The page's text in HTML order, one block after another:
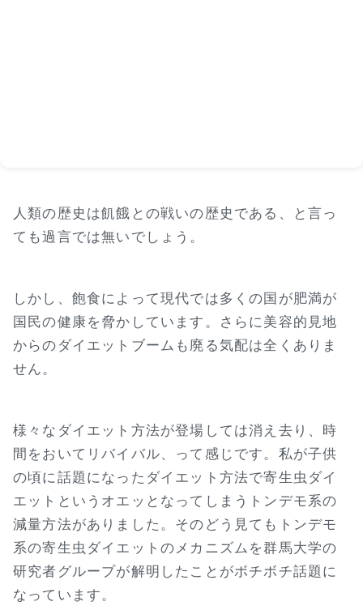
人類の歴史は飢餓との戦いの歴史である、と言っ
ても過言では無いでしょう。
しかし、飽食によって現代では多くの国が肥満が
国民の健康を脅かしています。さらに美容的見地
からのダイエットブームも廃る気配は全くありま
せん。
様々なダイエット方法が登場しては消え去り、時
間をおいてリバイバル、って感じです。私が子供
の頃に話題になったダイエット方法で寄生虫ダイ
エットというオエッとなってしまうトンデモ系の
減量方法がありました。そのどう見てもトンデモ
系の寄生虫ダイエットのメカニズムを群馬大学の
研究者グループが解明したことがボチボチ話題に
なっています。